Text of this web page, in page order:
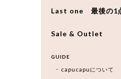
Last one 最後の1
Sale & Outlet
GUIDE
capucapuについて